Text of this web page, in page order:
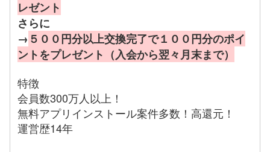
レゼント
さらに
→ ５００円分以上交換完了で１００円分のポイ
ントをプレゼント（入会から翌々月末まで）
特徴
会員数300万人以上！
無料アプリインストール案件多数！高還元！
運営歴14年